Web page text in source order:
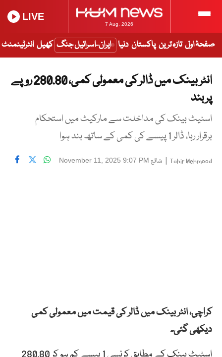
7 Aug, 2026
LIVE
صفحۂ اول تازہ ترین پاکستان دنیا ایران-اسرائیل جنگ کھیل انٹرٹینمنٹ
انٹر بینک میں ڈالر کی معمولی کمی، 280.80 روپے
پر بند
اسٹیٹ بینک کی مداخلت سے مارکیٹ میں استحکام
برقرار رہا، ڈالر 1 پیسے کی کمی کے ساتھ بند ہوا
Tahir Mehmood
| شائع November 11, 2025 9:07 PM
کراچی، انٹر بینک میں ڈالر کی قیمت میں معمولی کمی
دیکھی گئی۔